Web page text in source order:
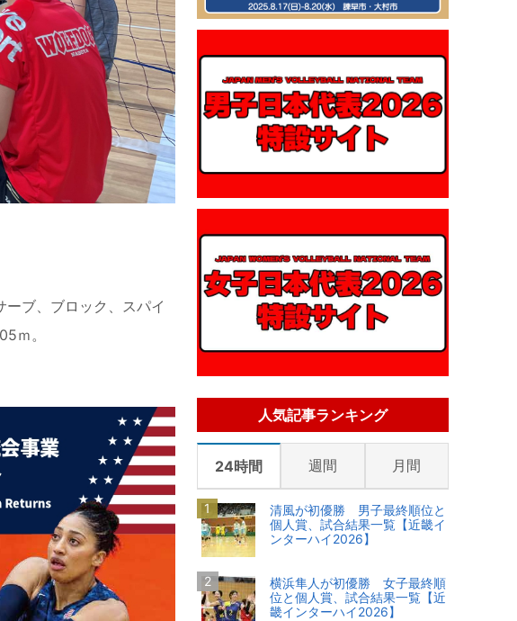
ブ、ブロック、スパイ
ｍ。
人気記事ランキング
24時間 週間 月間
清風が初優勝 男子最終順位と
個人賞、試合結果一覧【近畿イ
ンターハイ2026】
横浜隼人が初優勝 女子最終順
位と個人賞、試合結果一覧【近
畿インターハイ2026】